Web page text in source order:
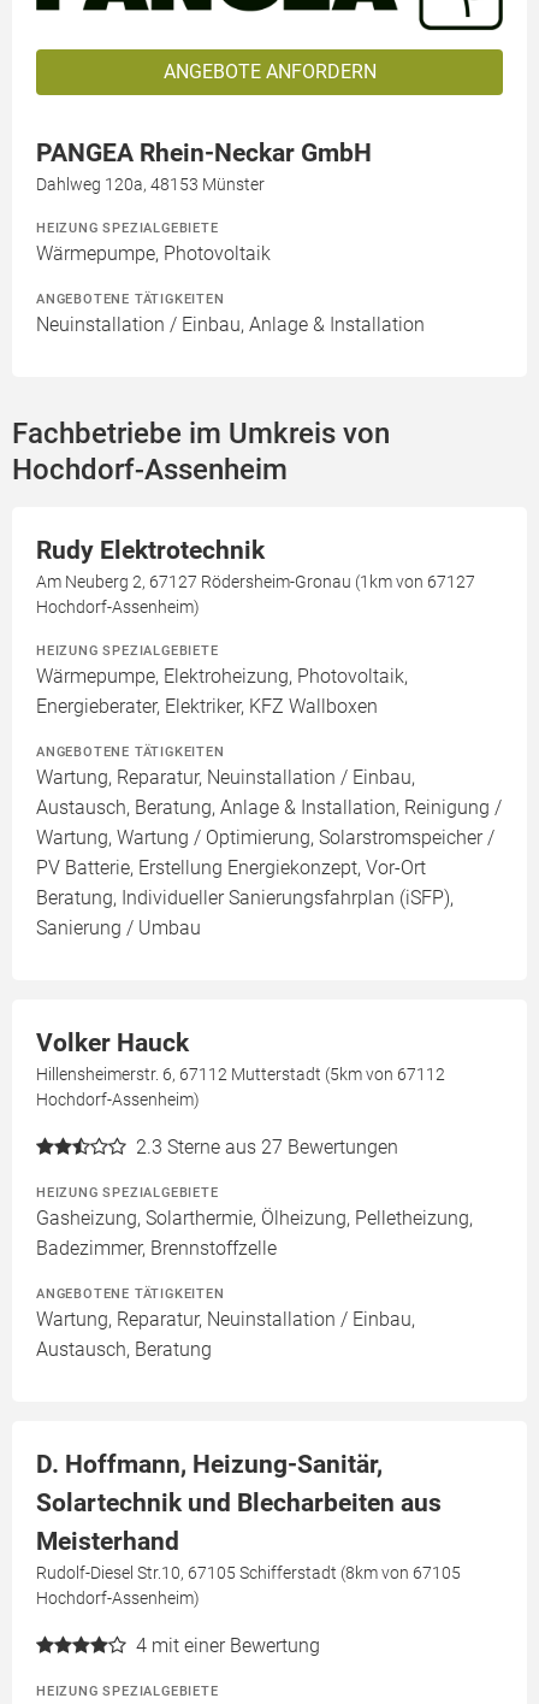
ANGEBOTE ANFORDERN
PANGEA Rhein-Neckar GmbH
Dahlweg 120a, 48153 Münster
HEIZUNG SPEZIALGEBIETE
Wärmepumpe, Photovoltaik
ANGEBOTENE TÄTIGKEITEN
Neuinstallation / Einbau, Anlage & Installation
Fachbetriebe im Umkreis von
Hochdorf-Assenheim
Rudy Elektrotechnik
Am Neuberg 2, 67127 Rödersheim-Gronau (1km von 67127
Hochdorf-Assenheim)
HEIZUNG SPEZIALGEBIETE
Wärmepumpe, Elektroheizung, Photovoltaik,
Energieberater, Elektriker, KFZ Wallboxen
ANGEBOTENE TÄTIGKEITEN
Wartung, Reparatur, Neuinstallation / Einbau,
Austausch, Beratung, Anlage & Installation, Reinigung /
Wartung, Wartung / Optimierung, Solarstromspeicher /
PV Batterie, Erstellung Energiekonzept, Vor-Ort
Beratung, Individueller Sanierungsfahrplan (iSFP),
Sanierung / Umbau
Volker Hauck
Hillensheimerstr. 6, 67112 Mutterstadt (5km von 67112
Hochdorf-Assenheim)
2.3 Sterne aus 27 Bewertungen
HEIZUNG SPEZIALGEBIETE
Gasheizung, Solarthermie, Ölheizung, Pelletheizung,
Badezimmer, Brennstoffzelle
ANGEBOTENE TÄTIGKEITEN
Wartung, Reparatur, Neuinstallation / Einbau,
Austausch, Beratung
D. Hoffmann, Heizung-Sanitär,
Solartechnik und Blecharbeiten aus
Meisterhand
Rudolf-Diesel Str.10, 67105 Schifferstadt (8km von 67105
Hochdorf-Assenheim)
4 mit einer Bewertung
HEIZUNG SPEZIALGEBIETE